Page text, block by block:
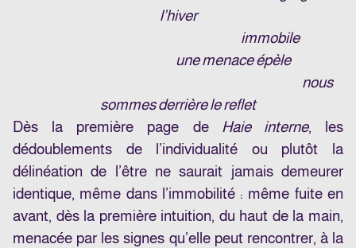
l’hiver
immobile
une menace épèle
nous
sommes derrière le reflet
Dès la première page deHaie interne, les
dédoublements de l’individualité ou plutôt la
délinéation de l’être ne saurait jamais demeurer
identique, même dans l’immobilité : même fuite en
avant, dès la première intuition, du haut de la main,
menacée par les signes qu’elle peut rencontrer, à la